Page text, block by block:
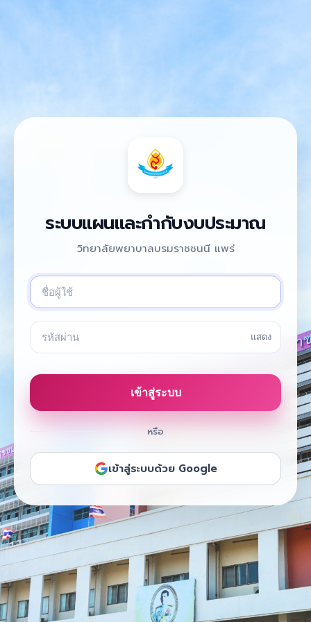
ระบบแผนและกำกับงบประมาณ
วิทยาลัยพยาบาลบรมราชชนนี แพร่
แสดง
เข้าสู่ระบบ
หรือ
เข้าสู่ระบบด้วย Google